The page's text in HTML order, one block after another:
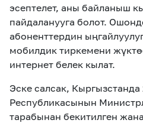
эсептелет, аны байланыш
пайдаланууга болот.
абоненттердин
мобилдик тиркемени
интернет белек кылат.
Эске салсак,
Республикасынын
тарабынан бекитилген